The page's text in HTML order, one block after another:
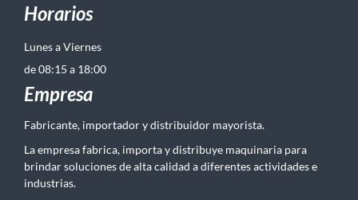
Horarios
Lunes a Viernes
de 08:15 a 18:00
Empresa
Fabricante, importador y distribuidor mayorista.
La empresa fabrica, importa y distribuye maquinaria para
brindar soluciones de alta calidad a diferentes actividades e
industrias.